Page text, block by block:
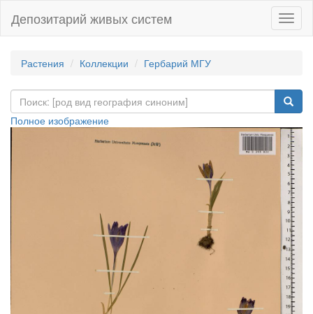
Депозитарий живых систем
Растения Коллекции Гербарий МГУ
Полное изображение